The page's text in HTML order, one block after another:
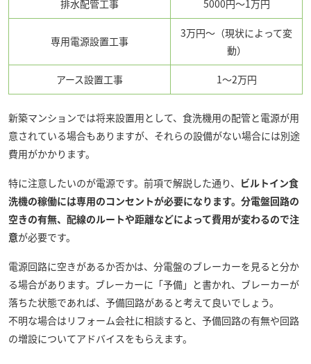
排水配管工事 5000円～1万円
専用電源設置工事
3万円～（現状によって変
動）
アース設置工事 1～2万円
新築マンションでは将来設置用として、食洗機用の配管と電源が用
意されている場合もありますが、それらの設備がない場合には別途
費用がかかります。
特に注意したいのが電源です。前項で解説した通り、 ビルトイン食
洗機の稼働には専用のコンセントが必要になります。分電盤回路の
空きの有無、配線のルートや距離などによって費用が変わるので注
意が必要です。
電源回路に空きがあるか否かは、分電盤のブレーカーを見ると分か
る場合があります。ブレーカーに「予備」と書かれ、ブレーカーが
落ちた状態であれば、予備回路があると考えて良いでしょう。
不明な場合はリフォーム会社に相談すると、予備回路の有無や回路
の増設についてアドバイスをもらえます。